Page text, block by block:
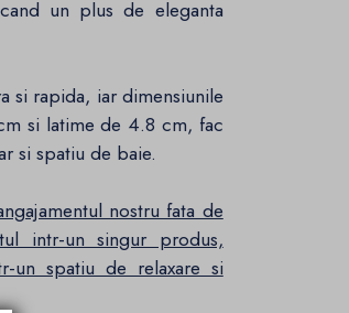
un plus de eleganta
si rapida, iar dimensiunile
si latime de 4.8 cm, fac
si spatiu de baie.
nostru fata de
intr-un singur produs,
un spatiu de relaxare si